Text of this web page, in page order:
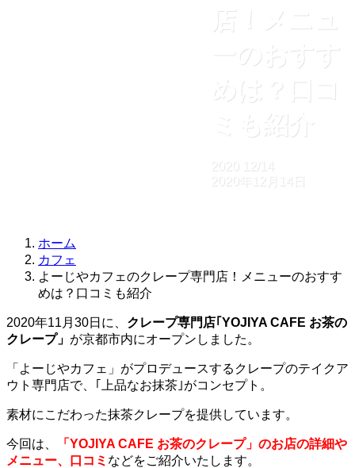
店！メニュ
ーのおすす
めは？口コ
ミも紹介
2020
12/14
2020年12月14日
ホーム
カフェ
よーじやカフェのクレープ専門店！メニューのおすす
めは？口コミも紹介
2020年11月30日に、 クレープ専門店｢YOJIYA CAFE お茶の
クレープ」 が京都市内にオープンしました。
「よーじやカフェ」がプロデュースするクレープのテイクア
ウト専門店で、｢上品なお抹茶｣がコンセプト。
素材にこだわった抹茶クレープを提供しています。
今回は、
「YOJIYA CAFE お茶のクレープ」のお店の詳細や
メニュー、口コミ などをご紹介いたします。